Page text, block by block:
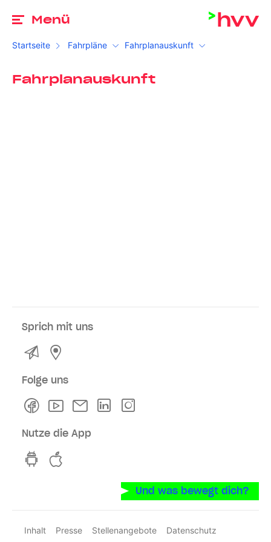
Menü
Startseite Fahrpläne Fahrplanauskunft
Fahrplanauskunft
Sprich mit uns
Kontakt
Folge uns
FacebookYoutubeNewsletterLinkedln
Nutze die App
hvv switch App auf GooglePlay
Und was bewegt dich?
Inhalt Presse Stellenangebote
Datenschutz